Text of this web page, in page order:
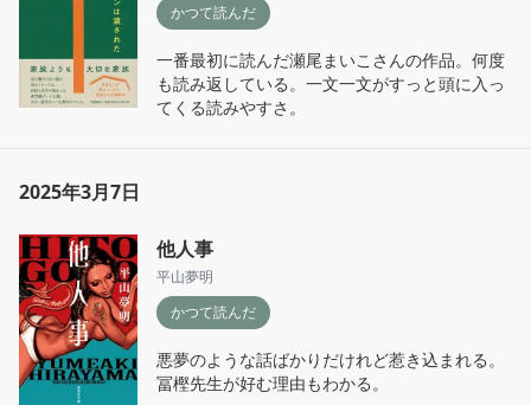
かつて読んだ
一番最初に読んだ瀬尾まいこさんの作品。何度
も読み返している。一文一文がすっと頭に入っ
てくる読みやすさ。
2025年3月7日
他人事
平山夢明
かつて読んだ
悪夢のような話ばかりだけれど惹き込まれる。
冨樫先生が好む理由もわかる。